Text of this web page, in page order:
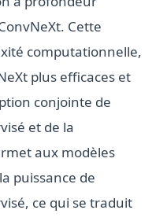
Cette
computationnelle,
plus efficaces et
conjointe de
et de la
aux modèles
puissance de
ce qui se traduit